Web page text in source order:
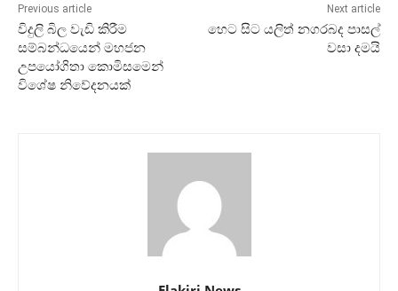
Previous article
විදුලි බිල වැඩි කිරීම
සම්බන්ධයෙන් මහජන
උපයෝගිතා කොමිසමෙන්
විශේෂ නිවේදනයක්
Next article
හෙට සිට යලිත් නගරබද පාසල්
වසා දමයි